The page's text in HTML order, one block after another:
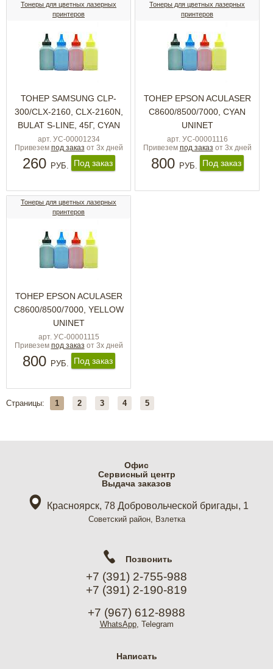
Тонеры для цветных лазерных
принтеров
ТОНЕР SAMSUNG CLP-
300/CLX-2160, CLX-2160N,
BULAT S-LINE, 45Г, CYAN
арт. УС-00001234
Привезем под заказ от 3х дней
260 РУБ. Под заказ
Тонеры для цветных лазерных
принтеров
ТОНЕР EPSON ACULASER
C8600/8500/7000, CYAN
UNINET
арт. УС-00001116
Привезем под заказ от 3х дней
800 РУБ. Под заказ
Тонеры для цветных лазерных
принтеров
ТОНЕР EPSON ACULASER
C8600/8500/7000, YELLOW
UNINET
арт. УС-00001115
Привезем под заказ от 3х дней
800 РУБ. Под заказ
Страницы: 1 2 3 4 5
Офис
Cервисный центр
Выдача заказов
Красноярск, 78 Добровольческой бригады, 1
Советский район, Взлетка
Позвонить
+7 (391) 2-755-988
+7 (391) 2-190-819
+7 (967) 612-8988
WhatsApp, Telegram
Написать